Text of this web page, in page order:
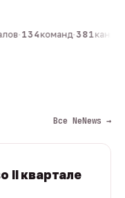
·134команд·381
Все NeNews →
II квартале